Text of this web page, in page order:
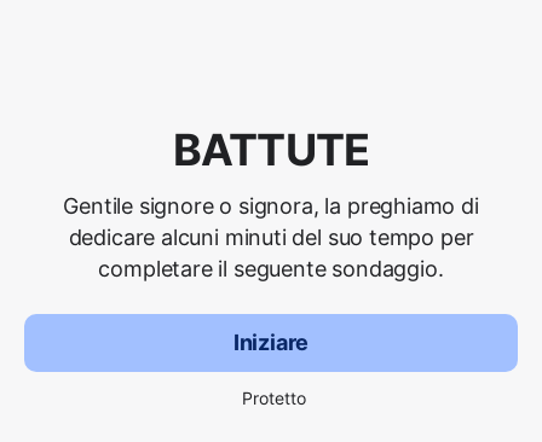
BATTUTE
Gentile signore o signora, la preghiamo di
dedicare alcuni minuti del suo tempo per
completare il seguente sondaggio.
Iniziare
Protetto